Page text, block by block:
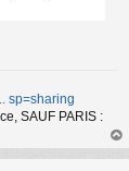
sp=sharing
SAUF PARIS :
au